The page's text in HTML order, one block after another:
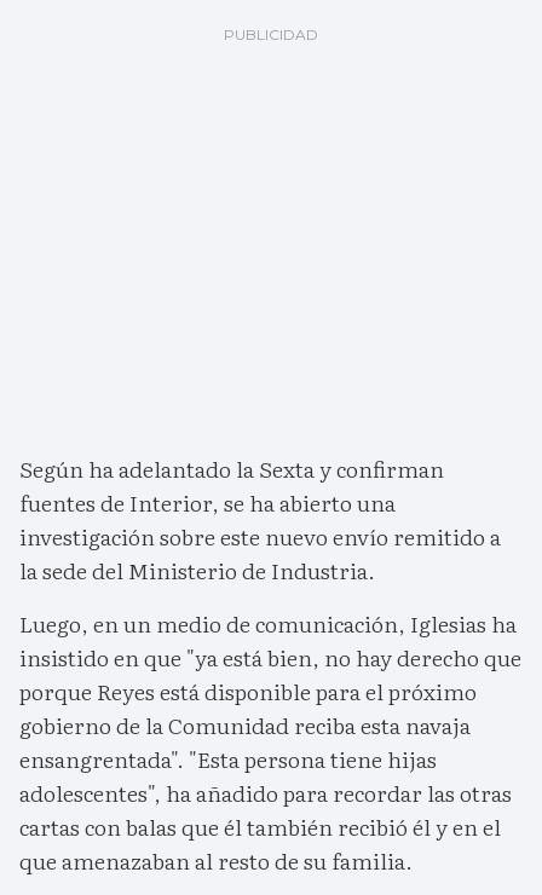
Según ha adelantado la Sexta y confirman
fuentes de Interior, se ha abierto una
investigación sobre este nuevo envío remitido a
la sede del Ministerio de Industria.
Luego, en un medio de comunicación, Iglesias ha
insistido en que "ya está bien, no hay derecho que
porque Reyes está disponible para el próximo
gobierno de la Comunidad reciba esta navaja
ensangrentada". "Esta persona tiene hijas
adolescentes", ha añadido para recordar las otras
cartas con balas que él también recibió él y en el
que amenazaban al resto de su familia.